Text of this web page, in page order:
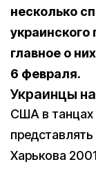
несколько
украинского
главное о
6 февраля.
Украинцы
США в танцах
Харькова